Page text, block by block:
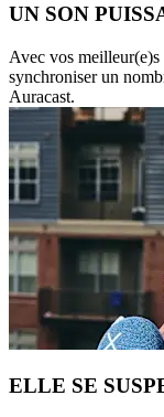
UN SON
Avec vos
synchroniser un
Auracast.
ELLE SE